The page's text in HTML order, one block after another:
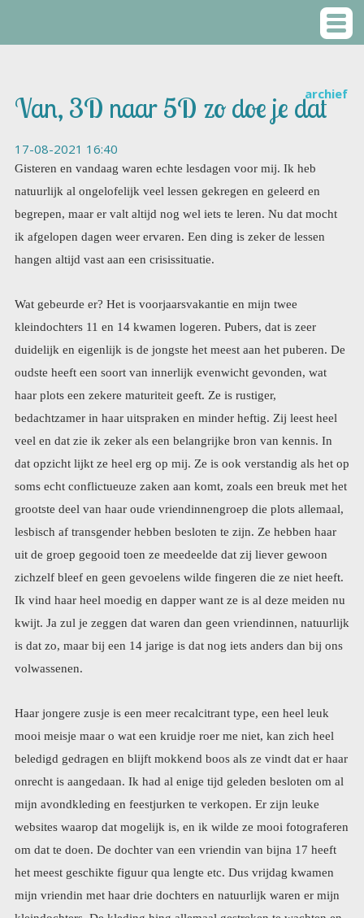
archief
Van, 3D naar 5D zo doe je dat
17-08-2021 16:40
Gisteren en vandaag waren echte lesdagen voor mij. Ik heb
natuurlijk al ongelofelijk veel lessen gekregen en geleerd en
begrepen, maar er valt altijd nog wel iets te leren. Nu dat mocht
ik afgelopen dagen weer ervaren. Een ding is zeker de lessen
hangen altijd vast aan een crisissituatie.
Wat gebeurde er? Het is voorjaarsvakantie en mijn twee
kleindochters 11 en 14 kwamen logeren. Pubers, dat is zeer
duidelijk en eigenlijk is de jongste het meest aan het puberen. De
oudste heeft een soort van innerlijk evenwicht gevonden, wat
haar plots een zekere maturiteit geeft. Ze is rustiger,
bedachtzamer in haar uitspraken en minder heftig. Zij leest heel
veel en dat zie ik zeker als een belangrijke bron van kennis. In
dat opzicht lijkt ze heel erg op mij. Ze is ook verstandig als het op
soms echt conflictueuze zaken aan komt, zoals een breuk met het
grootste deel van haar oude vriendinnengroep die plots allemaal,
lesbisch af transgender hebben besloten te zijn. Ze hebben haar
uit de groep gegooid toen ze meedeelde dat zij liever gewoon
zichzelf bleef en geen gevoelens wilde fingeren die ze niet heeft.
Ik vind haar heel moedig en dapper want ze is al deze meiden nu
kwijt. Ja zul je zeggen dat waren dan geen vriendinnen, natuurlijk
is dat zo, maar bij een 14 jarige is dat nog iets anders dan bij ons
volwassenen.
Haar jongere zusje is een meer recalcitrant type, een heel leuk
mooi meisje maar o wat een kruidje roer me niet, kan zich heel
beledigd gedragen en blijft mokkend boos als ze vindt dat er haar
onrecht is aangedaan. Ik had al enige tijd geleden besloten om al
mijn avondkleding en feestjurken te verkopen. Er zijn leuke
websites waarop dat mogelijk is, en ik wilde ze mooi fotograferen
om dat te doen. De dochter van een vriendin van bijna 17 heeft
het meest geschikte figuur qua lengte etc. Dus vrijdag kwamen
mijn vriendin met haar drie dochters en natuurlijk waren er mijn
kleindochters. De kleding hing allemaal gestreken te wachten en
we kleedden samen het ‘model’ aan. Die vond dat prachtig, al die
aandacht en dan als ze een combinatie aan had, jurk, hoed, tasje,
schoenen, sieraden… maakten we foto’s in de tuin, prachtige
poses, ongedwongen en het was leuk. Alle meisjes genoten, en